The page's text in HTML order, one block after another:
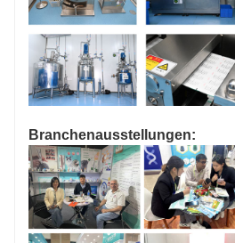
Branchenausstellungen: